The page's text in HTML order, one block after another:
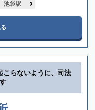
池袋駅
こらないように、司法